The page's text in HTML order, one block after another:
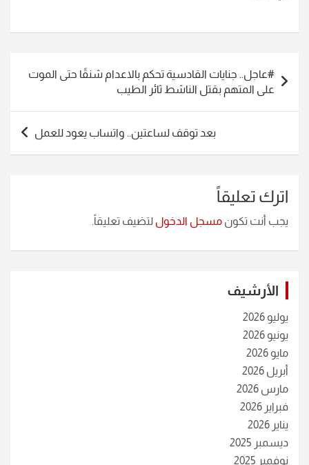
المقالات
#عاجل.. جنايات القادسية تحكم بالاعدام شنقًا حتى الموت
على المتهم بقتل الناشط ثائر الطيب
بعد توقف لساعتين.. واتساب يعود للعمل
اترك تعليقاً
يجب أنت تكون مسجل الدخول لتضيف تعليقاً.
الأرشيف
يوليو 2026
يونيو 2026
مايو 2026
أبريل 2026
مارس 2026
فبراير 2026
يناير 2026
ديسمبر 2025
نوفمبر 2025